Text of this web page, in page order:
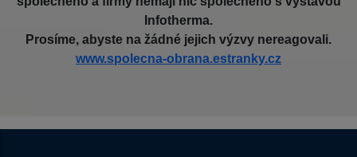
Infotherma.
Prosíme, abyste na žádné jejich výzvy nereagovali.
www.spolecna-obrana.estranky.cz